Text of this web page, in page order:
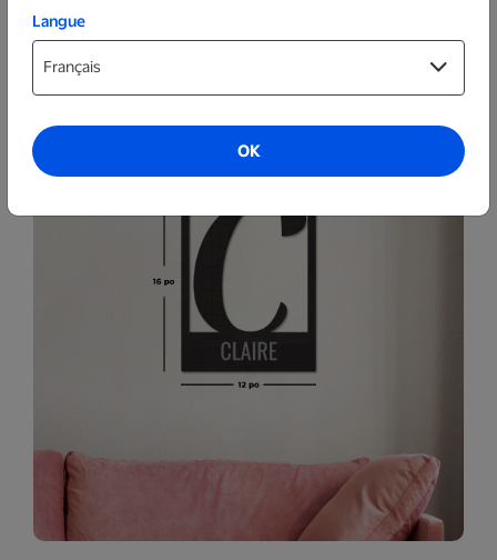
Décorations murales
C classique
Langue
OK